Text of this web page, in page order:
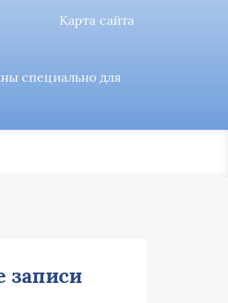
Карта сайта
специально для
записи